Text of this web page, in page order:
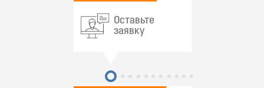
Оставьте
заявку